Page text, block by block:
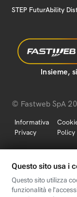
STEP FuturAbility
Insieme,
© Fastweb SpA
Informativa
Privacy
Policy